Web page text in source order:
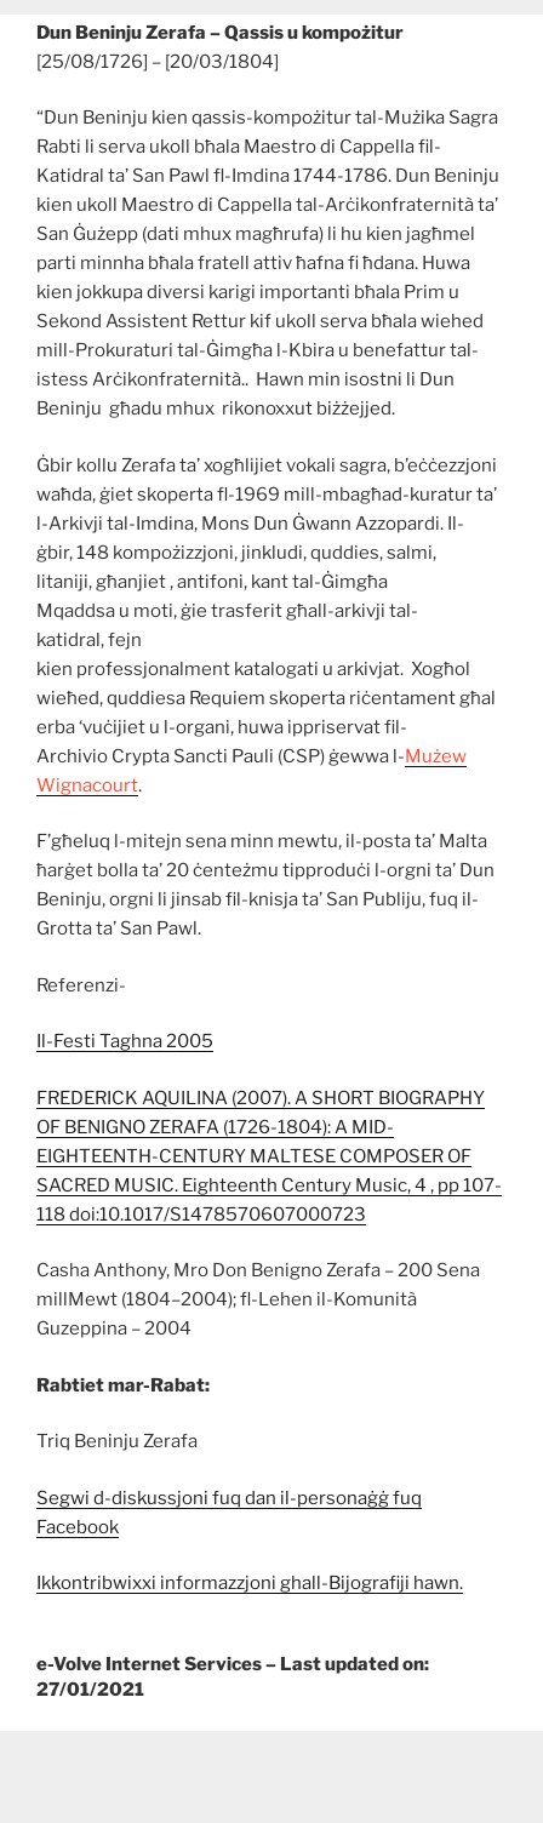
Dun Beninju Zerafa – Qassis u kompożitur
[25/08/1726] – [20/03/1804]
“Dun Beninju kien qassis-kompożitur tal-Mużika Sagra
Rabti li serva ukoll bħala Maestro di Cappella fil-
Katidral ta’ San Pawl fl-Imdina 1744-1786. Dun Beninju
kien ukoll Maestro di Cappella tal-Arċikonfraternità ta’
San Ġużepp (dati mhux magħrufa) li hu kien jagħmel
parti minnha bħala fratell attiv ħafna fi ħdana. Huwa
kien jokkupa diversi karigi importanti bħala Prim u
Sekond Assistent Rettur kif ukoll serva bħala wiehed
mill-Prokuraturi tal-Ġimgħa l-Kbira u benefattur tal-
istess Arċikonfraternità.. Hawn min isostni li Dun
Beninju għadu mhux rikonoxxut biżżejjed.
Ġbir kollu Zerafa ta’ xogħlijiet vokali sagra, b’eċċezzjoni
waħda, ġiet skoperta fl-1969 mill-mbagħad-kuratur ta’
l-Arkivji tal-Imdina, Mons Dun Ġwann Azzopardi. Il-
ġbir, 148 kompożizzjoni, jinkludi, quddies, salmi,
litaniji, għanjiet , antifoni, kant tal-Ġimgħa
Mqaddsa u moti, ġie trasferit għall-arkivji tal-
katidral, fejn
kien professjonalment katalogati u arkivjat. Xogħol
wieħed, quddiesa Requiem skoperta riċentament għal
erba ‘vuċijiet u l-organi, huwa ippriservat fil-
Archivio Crypta Sancti Pauli (CSP) ġewwa l-Mużew
Wignacourt.
F’għeluq l-mitejn sena minn mewtu, il-posta ta’ Malta
ħarġet bolla ta’ 20 ċenteżmu tipproduċi l-orgni ta’ Dun
Beninju, orgni li jinsab fil-knisja ta’ San Publiju, fuq il-
Grotta ta’ San Pawl.
Referenzi-
Il-Festi Taghna 2005
FREDERICK AQUILINA (2007). A SHORT BIOGRAPHY
OF BENIGNO ZERAFA (1726-1804): A MID-
EIGHTEENTH-CENTURY MALTESE COMPOSER OF
SACRED MUSIC. Eighteenth Century Music, 4 , pp 107-
118 doi:10.1017/S1478570607000723
Casha Anthony, Mro Don Benigno Zerafa – 200 Sena
millMewt (1804–2004); fl-Lehen il-Komunità
Guzeppina – 2004
Rabtiet mar-Rabat:
Triq Beninju Zerafa
Segwi d-diskussjoni fuq dan il-personaġġ fuq
Facebook
Ikkontribwixxi informazzjoni ghall-Bijografiji hawn.
e-Volve Internet Services – Last updated on:
27/01/2021